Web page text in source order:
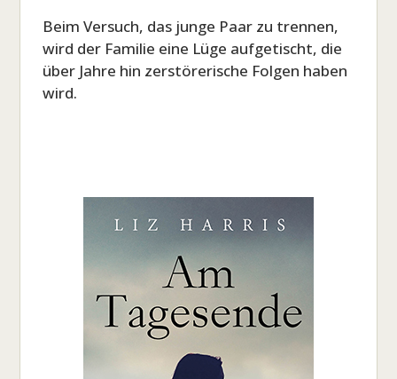
Beim Versuch, das junge Paar zu trennen,
wird der Familie eine Lüge aufgetischt, die
über Jahre hin zerstörerische Folgen haben
wird.